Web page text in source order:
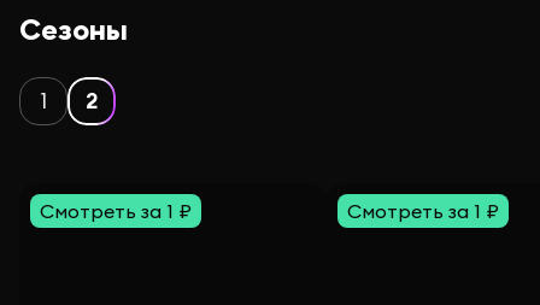
Сезоны
1 2
Смотреть за 1 ₽ Смотреть за 1 ₽